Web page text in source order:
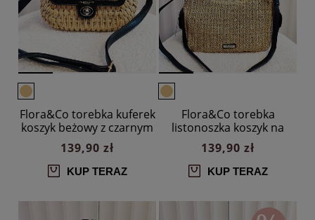
Flora&Co torebka kuferek
koszyk beżowy z czarnym
139,90 zł
KUP TERAZ
Flora&Co torebka
listonoszka koszyk na
ramię beżowa z czarnym
139,90 zł
KUP TERAZ